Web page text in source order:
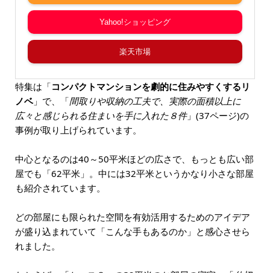
Yahoo!ショッピング
楽天市場
特集は「コンパクトマンションを劇的に住みやすくするリ
ノベ」で、「間取りや収納の工夫で、実際の面積以上に
広々と感じられる住まいを手に入れた８件」(37ページ)の
事例が取り上げられています。
中心となるのは40～50平米ほどの広さで、もっとも広い部
屋でも「62平米」。中には32平米というかなり小さな部屋
も紹介されています。
どの部屋にも限られた空間を有効活用するためのアイデア
が盛り込まれていて「こんな手もあるのか」と感心させら
れました。